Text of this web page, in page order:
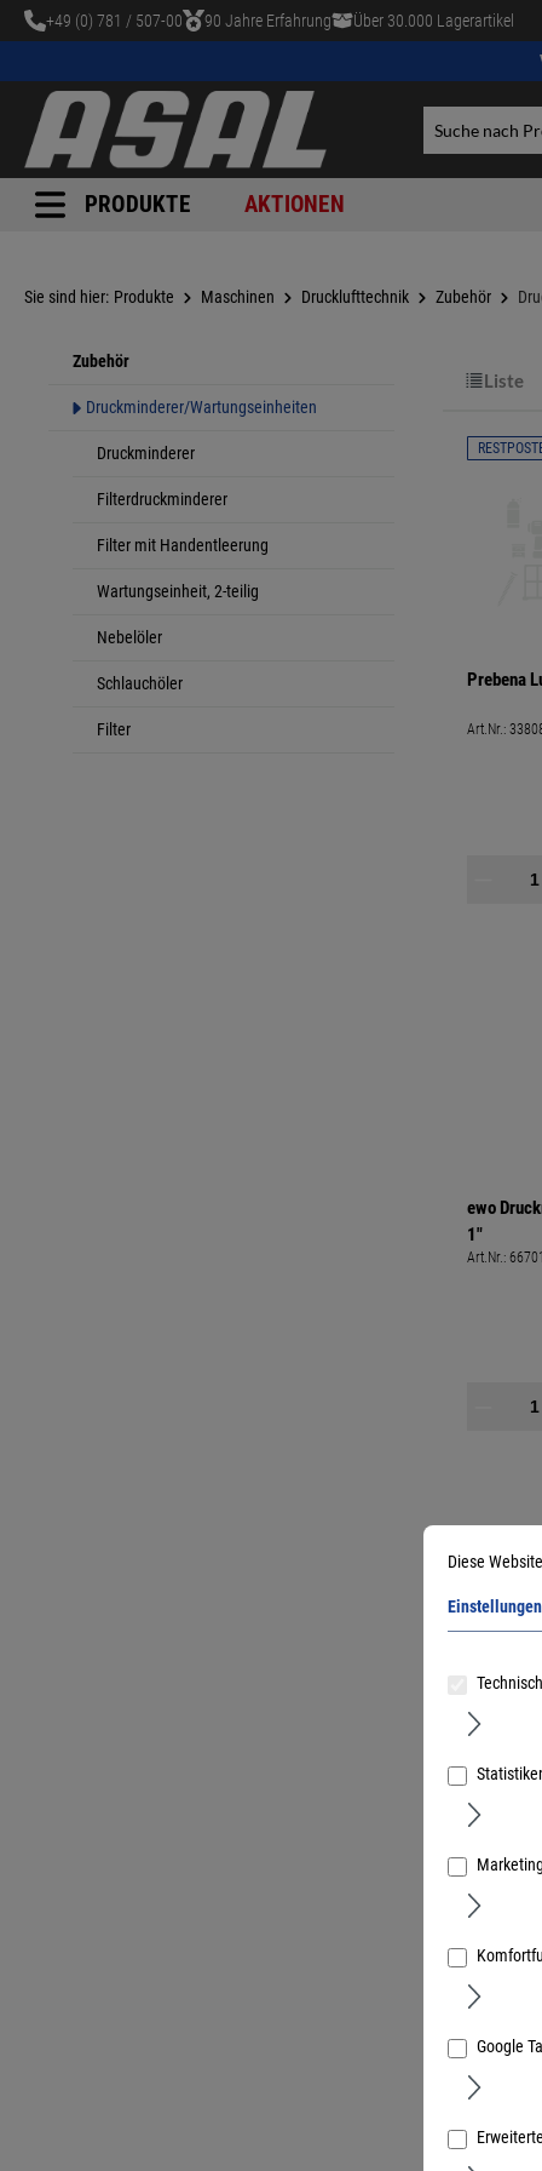
springen
+49 (0) 781 / 507-00 90 Jahre Erfahrung Über 30.000 Lagerartikel
PRODUKTE AKTIONEN
Sie sind hier: Produkte Maschinen Drucklufttechnik Zubehör
Zubehör
Druckminderer/Wartungseinheiten
Druckminderer
Filterdruckminderer
Filter mit Handentleerung
Wartungseinheit, 2-teilig
Nebelöler
Schlauchöler
Filter
Liste
Prebena
Art.Nr.:
ewo
1"
Art.Nr.:
ewo
Art.Nr.:
Diese
Einstellungen
Marketing
Google